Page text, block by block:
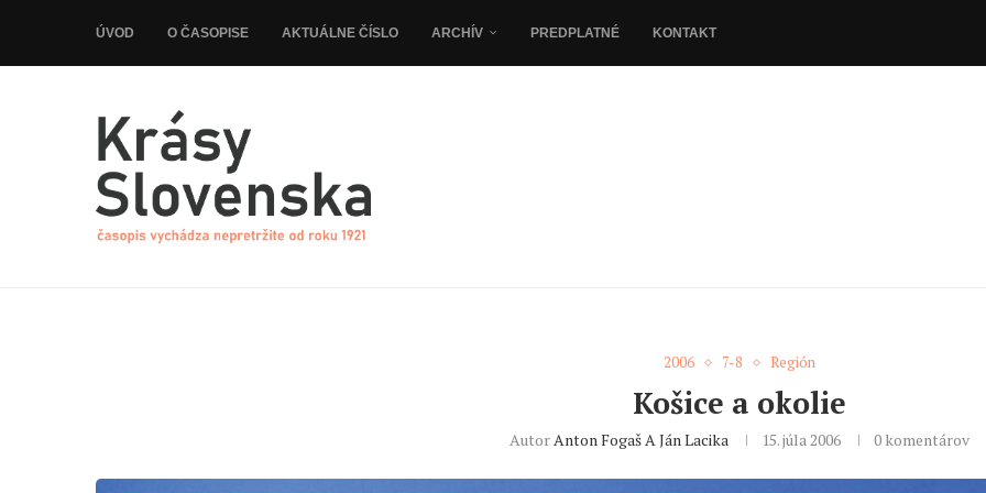
ÚVOD O ČASOPISE AKTUÁLNE ČÍSLO ARCHÍV PREDPLATNÉ KONTAKT
2006 7-8 Región
Košice a okolie
AutorAnton Fogaš A Ján Lacika 15. júla 2006 0 komentárov